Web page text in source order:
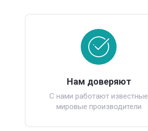
Нам доверяют
С нами работают известные
мировые производители